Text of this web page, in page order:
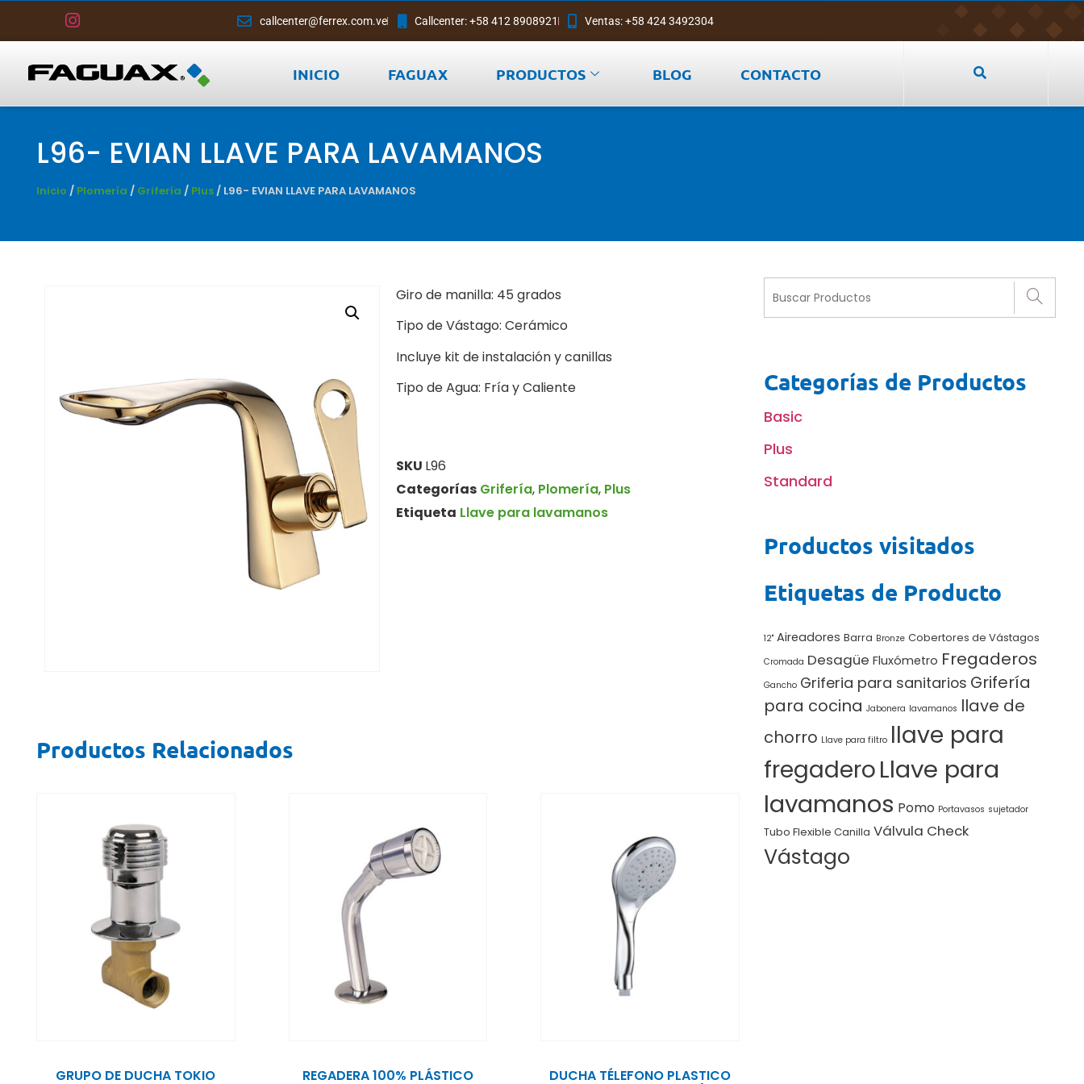
callcenter@ferrex.com.ve Callcenter: +58 412 8908921 Ventas: +58 424 3492304
INICIO FAGUAX PRODUCTOS BLOG CONTACTO
L96- EVIAN LLAVE PARA LAVAMANOS
Inicio / Plomería / Grifería / Plus/ L96- EVIAN LLAVE PARA LAVAMANOS
Giro de manilla: 45 grados
Tipo de Vástago: Cerámico
Incluye kit de instalación y canillas
Tipo de Agua: Fría y Caliente
SKU L96
Categorías Grifería, Plomería, Plus
Etiqueta Llave para lavamanos
Productos Relacionados
GRUPO DE DUCHA TOKIO
REGADERA 100% PLÁSTICO
DUCHA TÉLEFONO PLASTICO
Categorías de Productos
Basic
Plus
Standard
Productos visitados
Etiquetas de Producto
12" Aireadores Barra Bronze Cobertores de Vástagos
Cromada Desagüe Fluxómetro Fregaderos
Gancho Griferia para sanitarios Grifería
para cocina Jabonera lavamanos llave de
chorro Llave para filtro llave para
fregaderoLlave para
lavamanos Pomo Portavasos sujetador
Tubo Flexible Canilla Válvula Check
Vástago